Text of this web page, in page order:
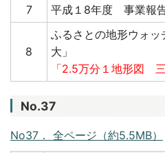
7
平成１8年度 事業報
8
ふるさとの地形ウォ
大」
「2.5万分１地形図
No.37
No37． 全ページ（約5.5MB）